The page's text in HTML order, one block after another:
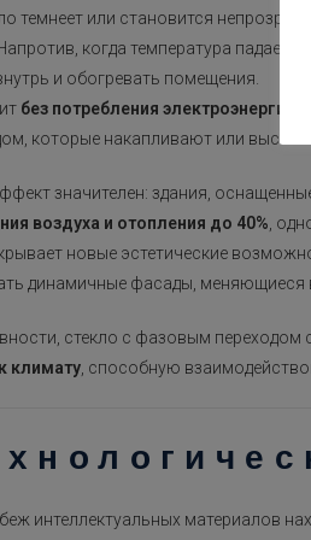
темнеет или становится
когда температура
и обогревать помещения.
без потребления электроэнергии
которые накапливают или
значителен: здания,
воздуха и отопления до 40% ,
новые эстетические
динамичные фасады, меняющиеся в
стекло с фазовым переходом
климату , способную
интеллектуальных материалов